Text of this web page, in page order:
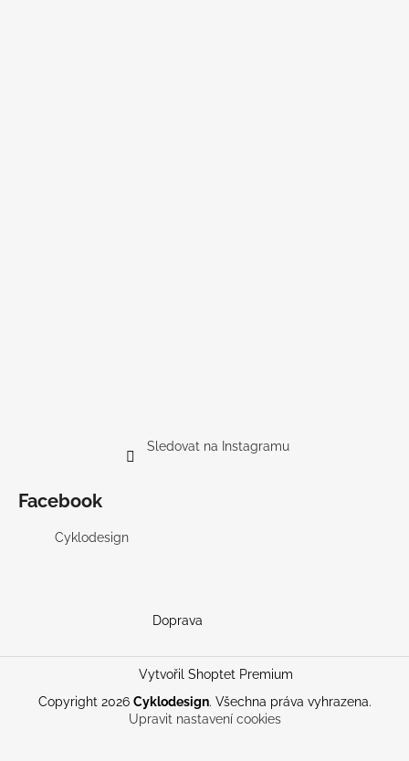
Sledovat na Instagramu
Facebook
Cyklodesign
Doprava
Vytvořil Shoptet Premium
Copyright 2026 Cyklodesign. Všechna práva vyhrazena.
Upravit nastavení cookies